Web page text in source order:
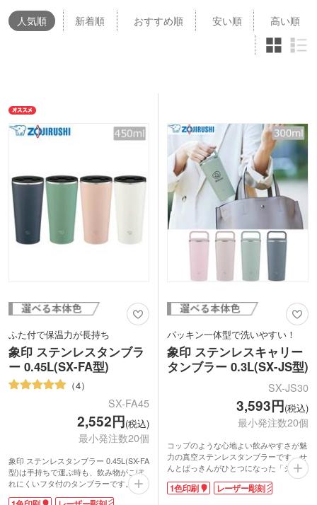
人気順 新着順 おすすめ順 安い順 高い順
ふた付で保温力が長持ち
象印 ステンレスタンブラ
ー 0.45L(SX-FA型)
4
SX-FA45
2,552円(税込)
最小発注数20個
象印 ステンレスタンブラー 0.45L(SX-FA
型)は手持ちで運ぶ時も、飲み物がこぼ
れにくいフタ付のタンブラーです。真空
二重構造で保冷温効果が高く、氷も溶け
パッキン一体型で洗いやすい！
象印 ステンレスキャリー
タンブラー 0.3L(SX-JS型)
SX-JS30
3,593円(税込)
最小発注数20個
コップのような心地よい飲みやすさが魅
力の真空ステンレスタンブラーです。せ
んとぱっきんがひとつになった「シーム
レスせん」を採用していてお手入れ簡
単。広口なので中までしっかり洗えて衛
1色印刷 レーザー彫刻